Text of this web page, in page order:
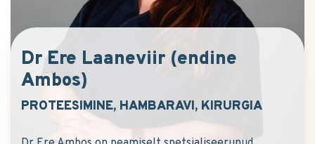
Dr Ere Laaneviir (endine
Ambos)
PROTEESIMINE, HAMBARAVI, KIRURGIA